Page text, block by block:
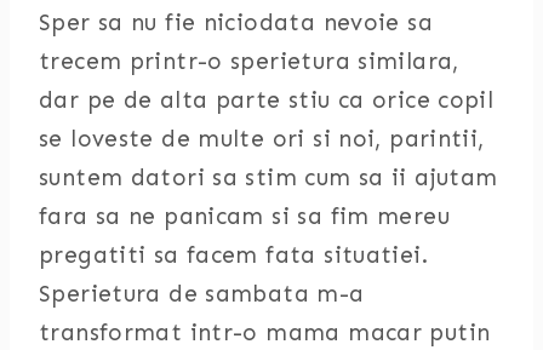
Sper sa nu fie niciodata nevoie sa
trecem printr-o sperietura similara,
dar pe de alta parte stiu ca orice copil
se loveste de multe ori si noi, parintii,
suntem datori sa stim cum sa ii ajutam
fara sa ne panicam si sa fim mereu
pregatiti sa facem fata situatiei.
Sperietura de sambata m-a
transformat intr-o mama macar putin